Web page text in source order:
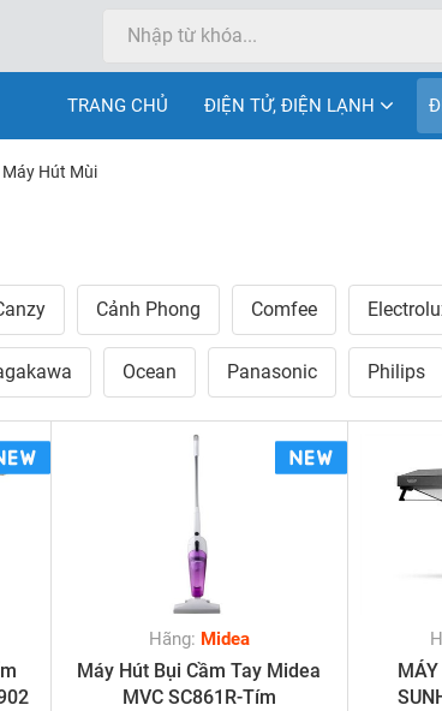
TRANG CHỦ ĐIỆN TỬ, ĐIỆN LẠNH
Máy Hút Mùi
Cảnh Phong Comfee
Ocean Panasonic Philips
Hãng: Midea
Máy Hút Bụi Cầm Tay Midea
MVC SC861R-Tím